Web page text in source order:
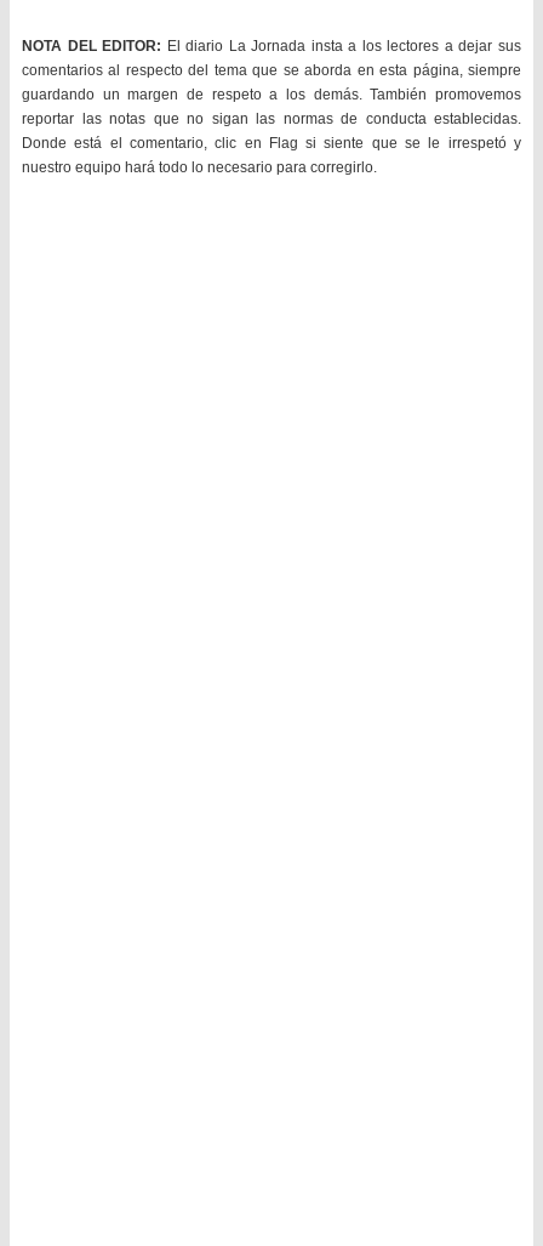
NOTA DEL EDITOR: El diario La Jornada insta a los lectores a dejar sus
comentarios al respecto del tema que se aborda en esta página, siempre
guardando un margen de respeto a los demás. También promovemos
reportar las notas que no sigan las normas de conducta establecidas.
Donde está el comentario, clic en Flag si siente que se le irrespetó y
nuestro equipo hará todo lo necesario para corregirlo.